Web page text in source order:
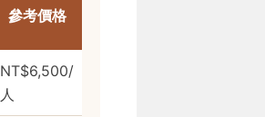
參考價格
NT$6,500/
人